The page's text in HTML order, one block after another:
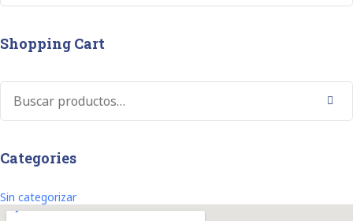
Shopping Cart
Categories
Sin categorizar